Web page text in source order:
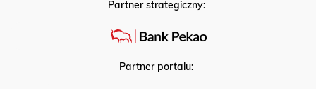
Partner strategiczny:
Partner portalu: